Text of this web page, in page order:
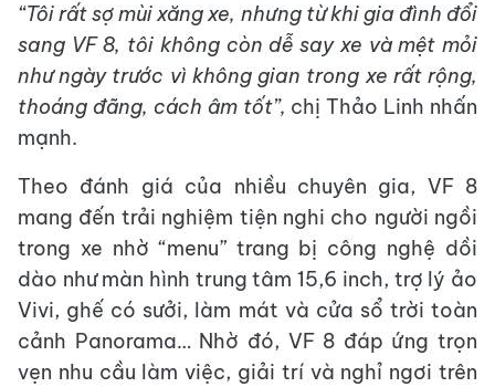
“Tôi rất sợ mùixăng xe, nhưng từ khi gia đình đổi
sang VF 8, tôi không còn dễ say xe và mệt mỏi
như ngày trước vì không gian trong xe rất rộng,
thoáng đãng, cách âm tốt”, chị Thảo Linh nhấn
mạnh.
Theo đánh giá của nhiều chuyên gia, VF 8
mang đến trải nghiệm tiện nghi cho người ngồi
trong xe nhờ “menu” trang bị công nghệ dồi
dào như màn hình trung tâm 15,6 inch, trợ lý ảo
Vivi, ghế có sưởi, làm mát và cửa sổ trời toàn
cảnh Panorama… Nhờ đó, VF 8 đáp ứng trọn
vẹn nhu cầu làm việc, giải trí và nghỉ ngơi trên